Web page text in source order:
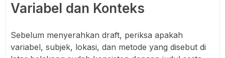
Variabel dan Konteks
Sebelum menyerahkan draft, periksa apakah
variabel, subjek, lokasi, dan metode yang disebut di